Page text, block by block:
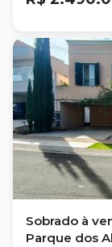
Sobrado à
Parque dos